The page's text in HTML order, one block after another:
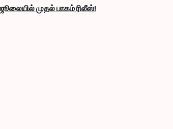
முதல் பாகம் ரிலீஸ்!